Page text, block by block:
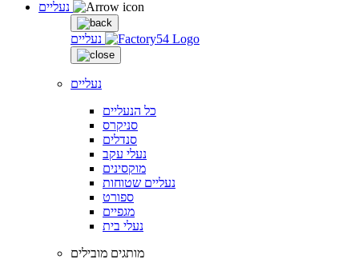
נעליים
נעליים
כל הנעליים
סניקרס
סנדלים
נעלי עקב
מוקסינים
נעליים שטוחות
ספורט
מגפיים
נעלי בית
מותגים מובילים